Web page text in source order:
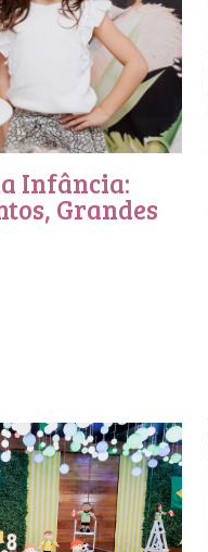
Infância:
Grandes